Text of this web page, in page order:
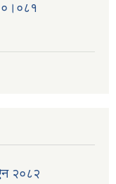
२०८२